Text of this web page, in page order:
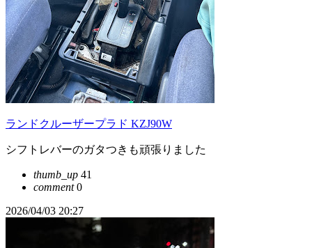
ランドクルーザープラド KZJ90W
シフトレバーのガタつきも頑張りました
thumb_up 41
comment0
2026/04/03 20:27